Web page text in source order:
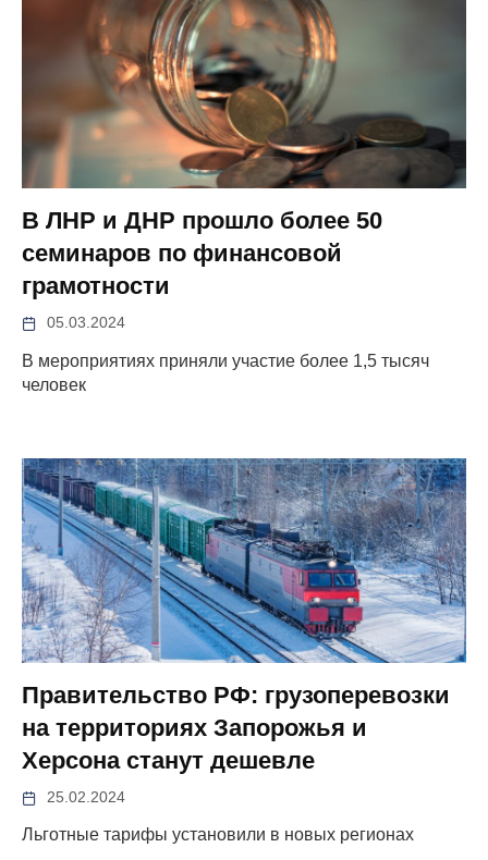
В ЛНР и ДНР прошло более 50
семинаров по финансовой
грамотности
05.03.2024
В мероприятиях приняли участие более 1,5 тысяч
человек
Правительство РФ: грузоперевозки
на территориях Запорожья и
Херсона станут дешевле
25.02.2024
Льготные тарифы установили в новых регионах